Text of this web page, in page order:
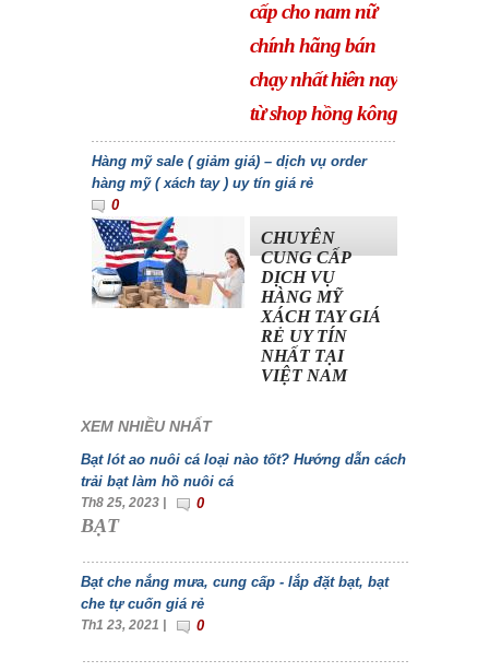
cấp cho nam nữ
chính hãng bán
chạy nhất hiên nay
từ shop hồng kông
Hàng mỹ sale ( giảm giá) – dịch vụ order
hàng mỹ ( xách tay ) uy tín giá rẻ
0
CHUYÊN
CUNG CẤP
DỊCH VỤ
HÀNG MỸ
XÁCH TAY GIÁ
RẺ UY TÍN
NHẤT TẠI
VIỆT NAM
XEM NHIỀU NHẤT
Bạt lót ao nuôi cá loại nào tốt? Hướng dẫn cách
trải bạt làm hồ nuôi cá
Th8 25, 2023 | 0
BẠT
Bạt che nắng mưa, cung cấp - lắp đặt bạt, bạt
che tự cuốn giá rẻ
Th1 23, 2021 | 0